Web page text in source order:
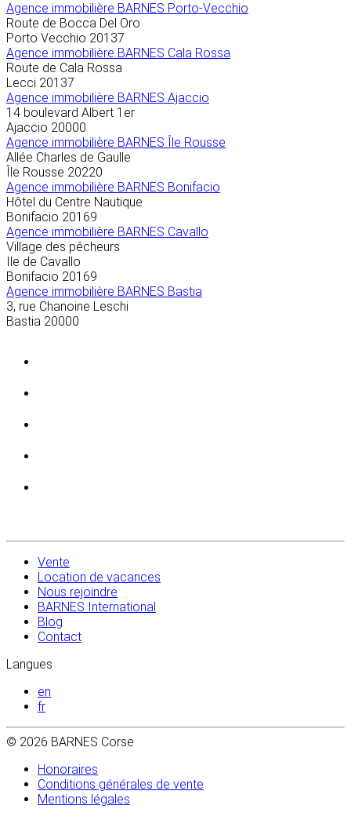
Agence immobilière BARNES Porto-Vecchio
Route de Bocca Del Oro
Porto Vecchio 20137
Agence immobilière BARNES Cala Rossa
Route de Cala Rossa
Lecci 20137
Agence immobilière BARNES Ajaccio
14 boulevard Albert 1er
Ajaccio 20000
Agence immobilière BARNES Île Rousse
Allée Charles de Gaulle
Île Rousse 20220
Agence immobilière BARNES Bonifacio
Hôtel du Centre Nautique
Bonifacio 20169
Agence immobilière BARNES Cavallo
Village des pêcheurs
Ile de Cavallo
Bonifacio 20169
Agence immobilière BARNES Bastia
3, rue Chanoine Leschi
Bastia 20000
Vente
Location de vacances
Nous rejoindre
BARNES International
Blog
Contact
Langues
en
fr
© 2026 BARNES Corse
Honoraires
Conditions générales de vente
Mentions légales